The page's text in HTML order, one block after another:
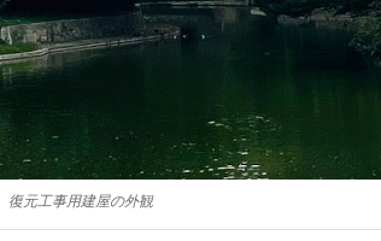
復元工事用建屋の外観